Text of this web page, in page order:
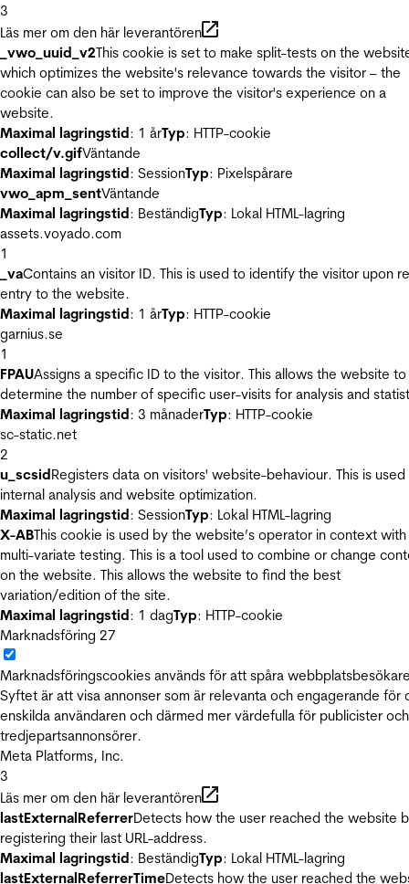
3
Läs mer om den här leverantören
_vwo_uuid_v2This cookie is set to make split-tests on the
which optimizes the website's relevance towards the visitor – the
cookie can also be set to improve the visitor's experience on a
website.
Maximal lagringstid: 1 årTyp: HTTP-cookie
collect/v.gifVäntande
Maximal lagringstid: SessionTyp: Pixelspårare
vwo_apm_sentVäntande
Maximal lagringstid: BeständigTyp: Lokal HTML-lagring
assets.voyado.com
1
_vaContains an visitor ID. This is used to identify the visitor upon
entry to the website.
Maximal lagringstid: 1 årTyp: HTTP-cookie
garnius.se
1
FPAUAssigns a specific ID to the visitor. This allows the website to
determine the number of specific user-visits for analysis and
Maximal lagringstid: 3 månaderTyp: HTTP-cookie
sc-static.net
2
u_scsidRegisters data on visitors' website-behaviour. This is
internal analysis and website optimization.
Maximal lagringstid: SessionTyp: Lokal HTML-lagring
X-ABThis cookie is used by the website’s operator in context with
multi-variate testing. This is a tool used to combine or change
on the website. This allows the website to find the best
variation/edition of the site.
Maximal lagringstid: 1 dagTyp: HTTP-cookie
Marknadsföring 27
Marknadsföringscookies används för att spåra
Syftet är att visa annonser som är relevanta och engagerande för
enskilda användaren och därmed mer värdefulla för publicister och
tredjepartsannonsörer.
Meta Platforms, Inc.
3
Läs mer om den här leverantören
lastExternalReferrerDetects how the user reached the website
registering their last URL-address.
Maximal lagringstid: BeständigTyp: Lokal HTML-lagring
lastExternalReferrerTimeDetects how the user reached the